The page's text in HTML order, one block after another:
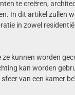
te creëren,
In dit artikel zullen
in zowel
kunnen worden
kan worden
van een kamer